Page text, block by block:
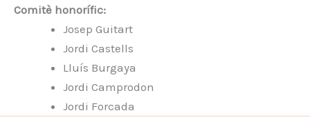
Comitè honorífic:
Josep Guitart
Jordi Castells
Lluís Burgaya
Jordi Camprodon
Jordi Forcada